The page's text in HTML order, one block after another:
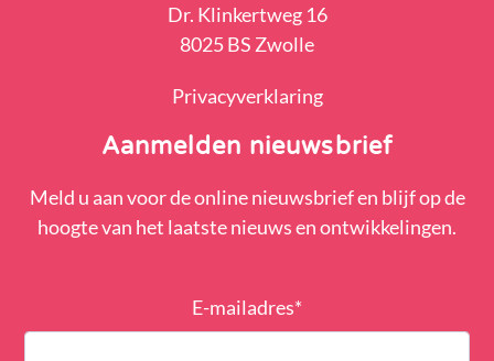
Dr. Klinkertweg 16
8025 BS Zwolle
Privacyverklaring
Aanmelden nieuwsbrief
Meld u aan voor de online nieuwsbrief en blijf op de
hoogte van het laatste nieuws en ontwikkelingen.
E-mailadres*